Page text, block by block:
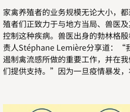
家禽养殖者的业务规模无论大小，
殖者们正致力于与地方当局、兽医
控制这种疾病。兽医出身的勃林格
责人Stéphane Lemière分享道：“
遏制禽流感所做的重要工作，并在
们提供支持。”因为一旦疫情暴发，